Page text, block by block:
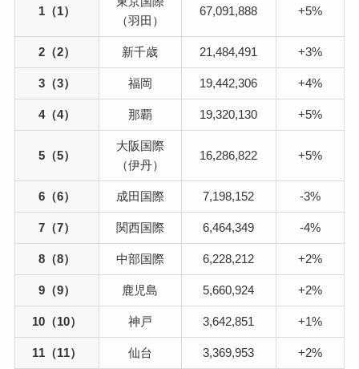
1（1）
（羽田）
67,091,888 +5%
2（2） 新千歳 21,484,491 +3%
3（3） 福岡 19,442,306 +4%
4（4） 那覇 19,320,130 +5%
5（5）
大阪国際
（伊丹）
16,286,822 +5%
6（6） 成田国際 7,198,152 -3%
7（7） 関西国際 6,464,349 -4%
8（8） 中部国際 6,228,212 +2%
9（9） 鹿児島 5,660,924 +2%
10（10） 神戸 3,642,851 +1%
11（11） 仙台 3,369,953 +2%